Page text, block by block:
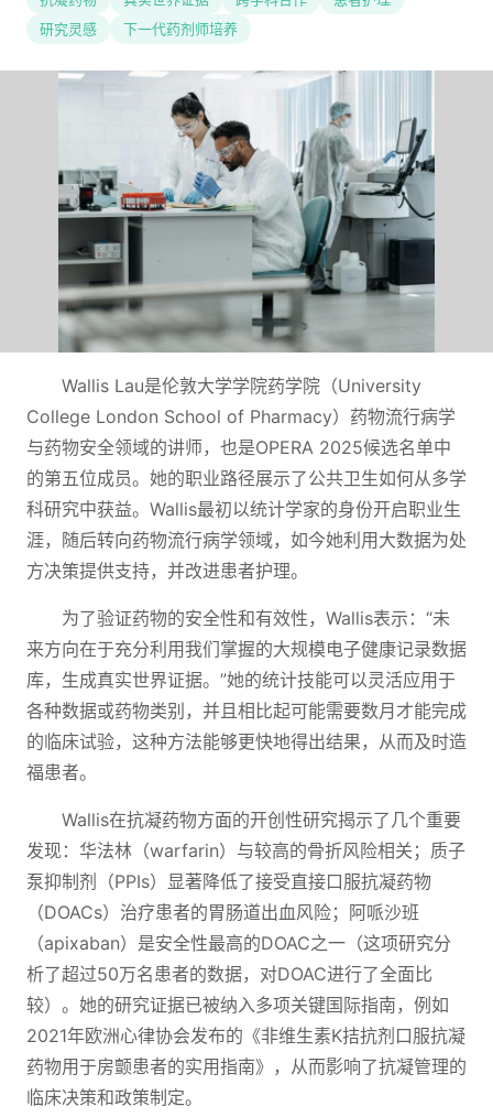
研究灵感
下一代药剂师培养
Wallis Lau是伦敦大学学院药学院（University
College London School of Pharmacy）药物流行病学
与药物安全领域的讲师，也是OPERA 2025候选名单中
的第五位成员。她的职业路径展示了公共卫生如何从多学
科研究中获益。Wallis最初以统计学家的身份开启职业生
涯，随后转向药物流行病学领域，如今她利用大数据为处
方决策提供支持，并改进患者护理。
为了验证药物的安全性和有效性，Wallis表示：“未
来方向在于充分利用我们掌握的大规模电子健康记录数据
库，生成真实世界证据。”她的统计技能可以灵活应用于
各种数据或药物类别，并且相比起可能需要数月才能完成
的临床试验，这种方法能够更快地得出结果，从而及时造
福患者。
Wallis在抗凝药物方面的开创性研究揭示了几个重要
发现：华法林（warfarin）与较高的骨折风险相关；质子
泵抑制剂（PPIs）显著降低了接受直接口服抗凝药物
（DOACs）治疗患者的胃肠道出血风险；阿哌沙班
（apixaban）是安全性最高的DOAC之一（这项研究分
析了超过50万名患者的数据，对DOAC进行了全面比
较）。她的研究证据已被纳入多项关键国际指南，例如
2021年欧洲心律协会发布的《非维生素K拮抗剂口服抗凝
药物用于房颤患者的实用指南》，从而影响了抗凝管理的
临床决策和政策制定。